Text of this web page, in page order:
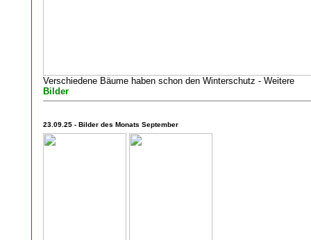
Verschiedene Bäume haben schon den Winterschutz - Weitere
Bilder
23.09.25 - Bilder des Monats September